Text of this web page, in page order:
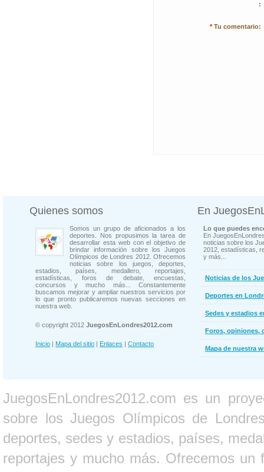
:
* Tu comentario:
Quienes somos
Somos un grupo de aficionados a los
deportes. Nos propusimos la tarea de
desarrollar esta web con el objetivo de
brindar información sobre los Juegos
Olímpicos de Londres 2012. Ofrecemos
noticias sobre los juegos, deportes,
estadios, países, medallero, reportajes,
estadísticas, foros de debate, encuestas,
concursos y mucho más... Constantemente
buscamos mejorar y ampliar nuestros servicios por
lo que pronto publicaremos nuevas secciones en
nuestra web.
© copyright 2012 JuegosEnLondres2012.com
Inicio | Mapa del sitio | Enlaces | Contacto
En
Lo que puedes
En
noticias sobre los
2012, estadísticas,
y más...
Noticias de los
Deportes en
Sedes y estadios
Foros, opiniones,
Mapa de nuestra
JuegosEnLondres2012.com es un
sobre los Juegos Olímpicos de
deportes, sedes y estadios, países,
reportajes y mucho más. Ofrecemos un